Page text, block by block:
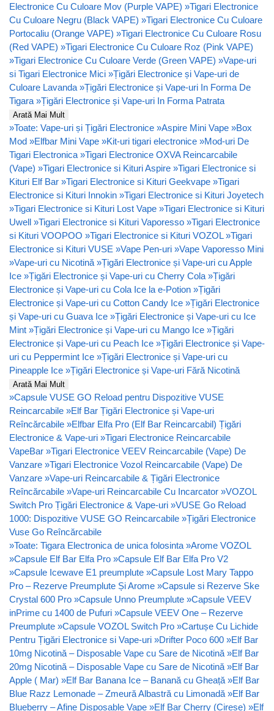
Electronice Cu Culoare Mov (Purple VAPE) »Tigari Electronice
Cu Culoare Negru (Black VAPE) »Tigari Electronice Cu Culoare
Portocaliu (Orange VAPE) »Tigari Electronice Cu Culoare Rosu
(Red VAPE) »Tigari Electronice Cu Culoare Roz (Pink VAPE)
»Tigari Electronice Cu Culoare Verde (Green VAPE) »Vape-uri
si Tigari Electronice Mici »Țigări Electronice și Vape-uri de
Culoare Lavanda »Țigări Electronice și Vape-uri In Forma De
Tigara »Țigări Electronice și Vape-uri In Forma Patrata
Arată Mai Mult
»Toate: Vape-uri și Țigări Electronice »Aspire Mini Vape »Box
Mod »Elfbar Mini Vape »Kit-uri tigari electronice »Mod-uri De
Tigari Electronica »Tigari Electronice OXVA Reincarcabile
(Vape) »Tigari Electronice si Kituri Aspire »Tigari Electronice si
Kituri Elf Bar »Tigari Electronice si Kituri Geekvape »Tigari
Electronice si Kituri Innokin »Tigari Electronice si Kituri Joyetech
»Tigari Electronice si Kituri Lost Vape »Tigari Electronice si Kituri
Uwell »Tigari Electronice si Kituri Vaporesso »Tigari Electronice
si Kituri VOOPOO »Tigari Electronice si Kituri VOZOL »Tigari
Electronice si Kituri VUSE »Vape Pen-uri »Vape Vaporesso Mini
»Vape-uri cu Nicotină »Țigări Electronice și Vape-uri cu Apple
Ice »Țigări Electronice și Vape-uri cu Cherry Cola »Țigări
Electronice și Vape-uri cu Cola Ice la e-Potion »Țigări
Electronice și Vape-uri cu Cotton Candy Ice »Țigări Electronice
și Vape-uri cu Guava Ice »Țigări Electronice și Vape-uri cu Ice
Mint »Țigări Electronice și Vape-uri cu Mango Ice »Țigări
Electronice și Vape-uri cu Peach Ice »Țigări Electronice și Vape-
uri cu Peppermint Ice »Țigări Electronice și Vape-uri cu
Pineapple Ice »Țigări Electronice și Vape-uri Fără Nicotină
Arată Mai Mult
»Capsule VUSE GO Reload pentru Dispozitive VUSE
Reincarcabile »Elf Bar Țigări Electronice și Vape-uri
Reîncărcabile »Elfbar Elfa Pro (Elf Bar Reincarcabil) Țigări
Electronice & Vape-uri »Tigari Electronice Reincarcabile
VapeBar »Tigari Electronice VEEV Reincarcabile (Vape) De
Vanzare »Tigari Electronice Vozol Reincarcabile (Vape) De
Vanzare »Vape-uri Reincarcabile & Țigări Electronice
Reîncărcabile »Vape-uri Reincarcabile Cu Incarcator »VOZOL
Switch Pro Țigări Electronice & Vape-uri »VUSE Go Reload
1000: Dispozitive VUSE GO Reincarcabile »Țigări Electronice
Vuse Go Reîncărcabile
»Toate: Tigara Electronica de unica folosinta »Arome VOZOL
»Capsule Elf Bar Elfa Pro »Capsule Elf Bar Elfa Pro V2
»Capsule Icewave E1 preumplute »Capsule Lost Mary Tappo
Pro – Rezerve Preumplute Și Arome »Capsule si Rezerve Ske
Crystal 600 Pro »Capsule Unno Preumplute »Capsule VEEV
inPrime cu 1400 de Pufuri »Capsule VEEV One – Rezerve
Preumplute »Capsule VOZOL Switch Pro »Cartușe Cu Lichide
Pentru Țigări Electronice si Vape-uri »Drifter Poco 600 »Elf Bar
10mg Nicotină – Disposable Vape cu Sare de Nicotină »Elf Bar
20mg Nicotină – Disposable Vape cu Sare de Nicotină »Elf Bar
Apple ( Mar) »Elf Bar Banana Ice – Banană cu Gheață »Elf Bar
Blue Razz Lemonade – Zmeură Albastră cu Limonadă »Elf Bar
Blueberry – Afine Disposable Vape »Elf Bar Cherry (Cirese) »Elf